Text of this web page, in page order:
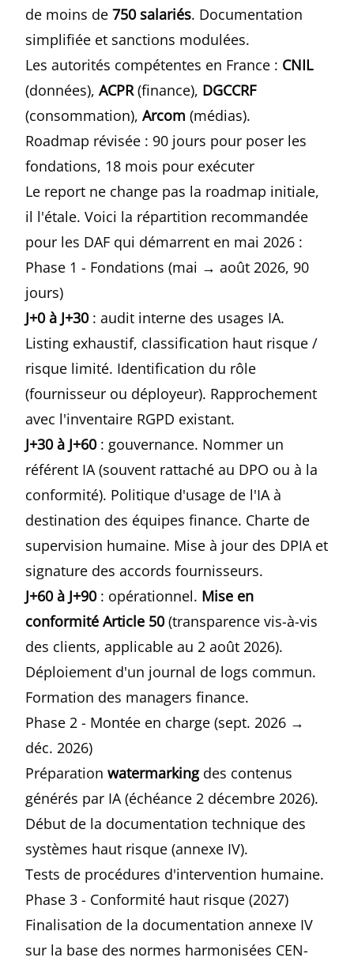
de moins de 750 salariés. Documentation
simplifiée et sanctions modulées.
Les autorités compétentes en France : CNIL
(données), ACPR(finance), DGCCRF
(consommation), Arcom (médias).
Roadmap révisée : 90 jours pour poser les
fondations, 18 mois pour exécuter
Le report ne change pas la roadmap initiale,
il l'étale. Voici la répartition recommandée
pour les DAF qui démarrent en mai 2026 :
Phase 1 - Fondations (mai → août 2026, 90
jours)
J+0 à J+30: audit interne des usages IA.
Listing exhaustif, classification haut risque /
risque limité. Identification du rôle
(fournisseur ou déployeur). Rapprochement
avec l'inventaire RGPD existant.
J+30 à J+60: gouvernance. Nommer un
référent IA (souvent rattaché au DPO ou à la
conformité). Politique d'usage de l'IA à
destination des équipes finance. Charte de
supervision humaine. Mise à jour des DPIA et
signature des accords fournisseurs.
J+60 à J+90: opérationnel. Mise en
conformité Article 50(transparence vis-à-vis
des clients, applicable au 2 août 2026).
Déploiement d'un journal de logs commun.
Formation des managers finance.
Phase 2 - Montée en charge (sept. 2026 →
déc. 2026)
Préparation watermarkingdes contenus
générés par IA (échéance 2 décembre 2026).
Début de la documentation technique des
systèmes haut risque (annexe IV).
Tests de procédures d'intervention humaine.
Phase 3 - Conformité haut risque (2027)
Finalisation de la documentation annexe IV
sur la base des normes harmonisées CEN-